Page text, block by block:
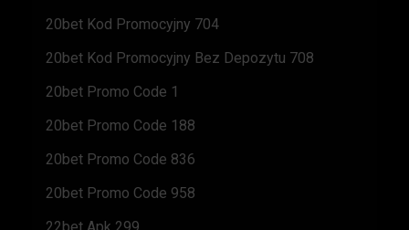
20bet Kod Promocyjny 704
20bet Kod Promocyjny Bez Depozytu 708
20bet Promo Code 1
20bet Promo Code 188
20bet Promo Code 836
20bet Promo Code 958
22bet Apk 299